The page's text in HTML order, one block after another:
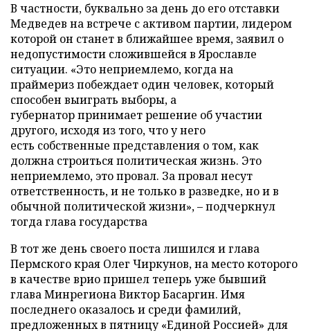
В частности, буквально за день до его отставки
Медведев на встрече с активом партии, лидером
которой он станет в ближайшее время, заявил о
недопустимости сложившейся в Ярославле
ситуации. «Это неприемлемо, когда на
праймериз побеждает один человек, который
способен выиграть выборы, а
губернатор принимает решение об участии
другого, исходя из того, что у него
есть собственные представления о том, как
должна строиться политическая жизнь. Это
неприемлемо, это провал. За провал несут
ответственность, и не только в разведке, но и в
обычной политической жизни», – подчеркнул
тогда глава государства
В тот же день своего поста лишился и глава
Пермского края Олег Чиркунов, на место которого
в качестве врио пришел теперь уже бывший
глава Минрегиона Виктор Басаргин. Имя
последнего оказалось и среди фамилий,
предложенных в пятницу «Единой Россией» для